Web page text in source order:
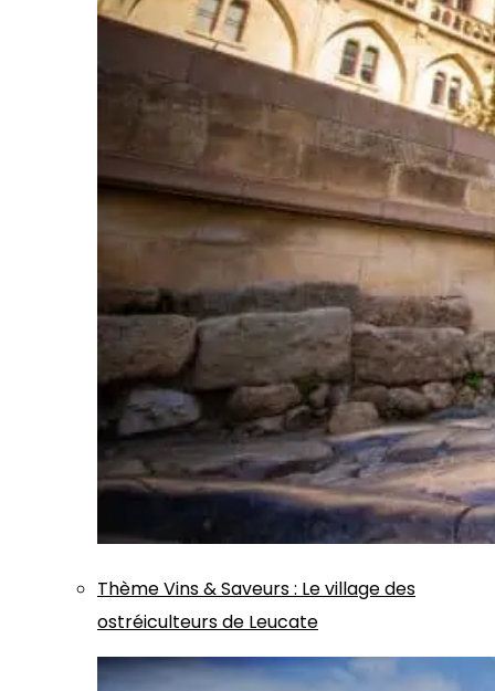
ThèmeVins & Saveurs: Le village des
ostréiculteurs de Leucate